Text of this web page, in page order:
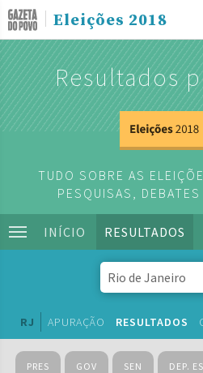
Eleições 2018
Resultados
TUDO SOBRE AS
PESQUISAS,
INÍCIO RESULTADOS
RJ APURAÇÃO RESULTADOS
PRES GOV SEN DEP.